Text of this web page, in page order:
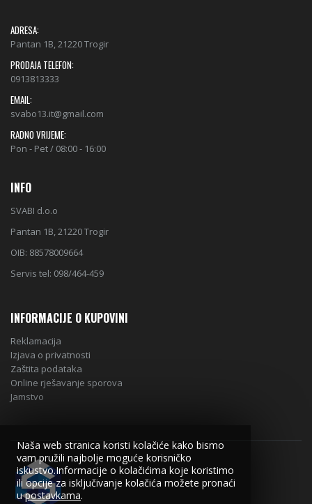
ADRESA:
Pantan 1B, 21220 Trogir
PRODAJA TELEFON:
0913813333
EMAIL:
svabo13.it@gmail.com
RADNO VRIJEME:
Pon - Pet / 08:00 - 16:00
INFO
SVABI d.o.o
Pantan 1B, 21220 Trogir
OIB: 88578009664
Servis tel: 098/464-459
INFORMACIJE O KUPOVINI
Reklamacija
Izjava o privatnosti
Zaštita podataka
Online rješavanje sporova
Jamstvo
Naša web stranica koristi kolačiće kako bismo
vam pružili najbolje moguće korisničko
iskustvo.Informacije o kolačićima koje koristimo
ili opcije za isključivanje kolačića možete pronaći
upostavkama.